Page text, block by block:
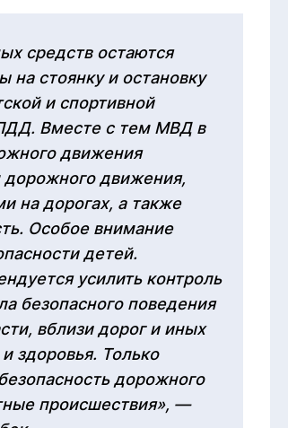
средств остаются
стоянку и остановку
и спортивной
Вместе с тем МВД в
движения
дорожного движения,
на дорогах, а также
Особое внимание
детей.
усилить контроль
безопасного поведения
вблизи дорог и иных
здоровья. Только
дорожного
происшествия», —